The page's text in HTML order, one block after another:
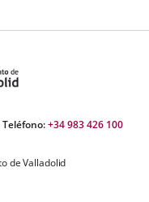
Teléfono:+34 983 426 100
de Valladolid